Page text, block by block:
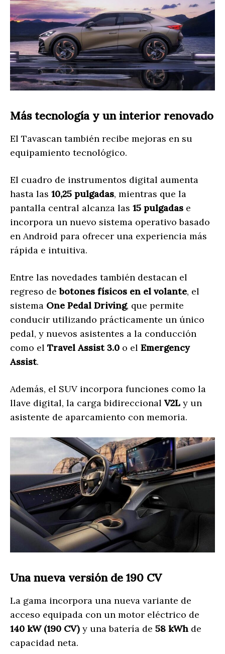
Más tecnología y un interior renovado
El Tavascan también recibe mejoras en su
equipamiento tecnológico.
El cuadro de instrumentos digital aumenta
hasta las 10,25 pulgadas, mientras que la
pantalla central alcanza las 15 pulgadas e
incorpora un nuevo sistema operativo basado
en Android para ofrecer una experiencia más
rápida e intuitiva.
Entre las novedades también destacan el
regreso debotones físicos en el volante, el
sistema One Pedal Driving, que permite
conducir utilizando prácticamente un único
pedal, y nuevos asistentes a la conducción
como el Travel Assist 3.0 o el Emergency
Assist.
Además, el SUV incorpora funciones como la
llave digital, la carga bidireccional V2L y un
asistente de aparcamiento con memoria.
Una nueva versión de 190 CV
La gama incorpora una nueva variante de
acceso equipada con un motor eléctrico de
140 kW (190 CV) y una batería de 58 kWh de
capacidad neta.